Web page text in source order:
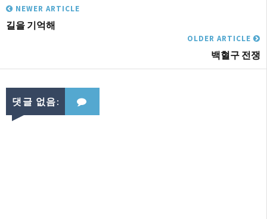
NEWER ARTICLE
길을 기억해
OLDER ARTICLE
백혈구 전쟁
댓글 없음: